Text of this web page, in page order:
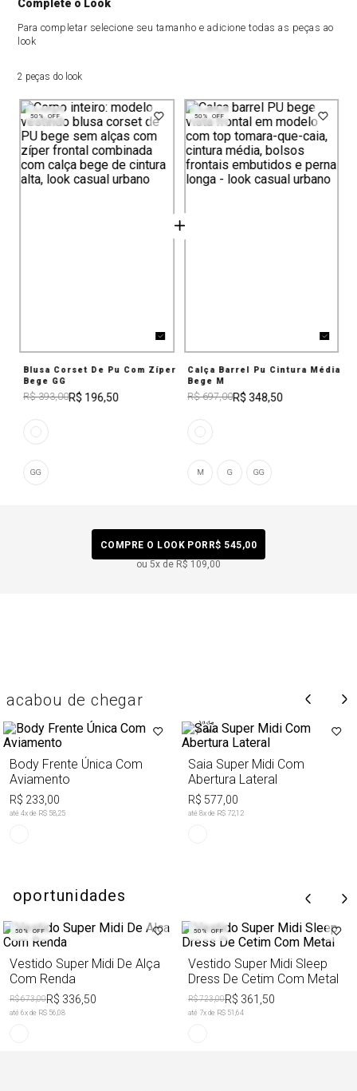
Complete o Look
Para completar selecione seu tamanho e adicione todas as peças ao
look
2 peças do look
50% OFF
Blusa Corset De Pu Com Zíper
Bege GG
R$ 393,00R$ 196,50
GG
50% OFF
Calça Barrel Pu Cintura Média
Bege M
R$ 697,00R$ 348,50
G GG
M
ou 5x de R$ 109,00
COMPRE O LOOK POR R$ 545,00
acabou de chegar
Body Frente Única Com
Aviamento
R$ 233,00
até 4x de R$ 58,25
Saia Super Midi Com
Abertura Lateral
R$ 577,00
até 8x de R$ 72,12
oportunidades
50% OFF
Vestido Super Midi De Alça
Com Renda
R$ 673,00R$ 336,50
até 6x de R$ 56,08
50% OFF
Vestido Super Midi Sleep
Dress De Cetim Com Metal
R$ 723,00R$ 361,50
até 7x de R$ 51,64